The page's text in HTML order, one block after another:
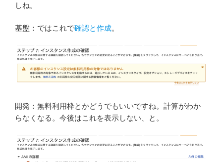
しね。
基盤：ではこれで確認と作成。
開発：無料利用枠とかどうでもいいですね。計算がわか
らなくなる。今後はこれを表示しない、と。